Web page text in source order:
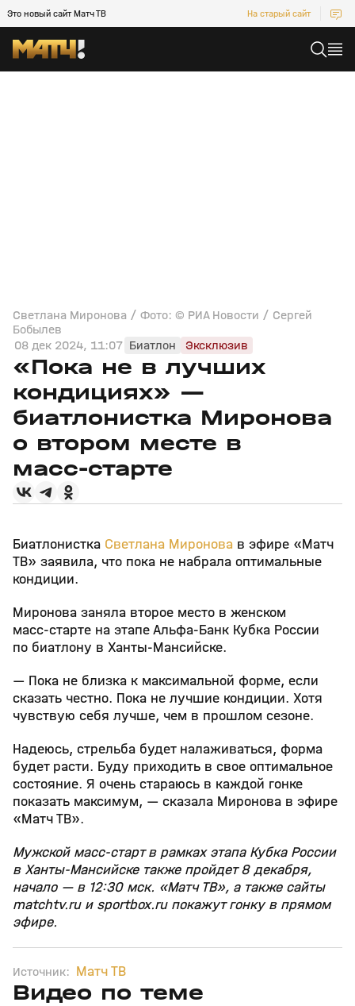
Это новый сайт Матч ТВ На старый сайт
Светлана Миронова / Фото: © РИА Новости / Сергей
Бобылев
08 дек 2024, 11:07 Биатлон Эксклюзив
«Пока не в лучших
кондициях» —
биатлонистка Миронова
о втором месте в
масс‑старте
Биатлонистка Светлана Миронова в эфире «Матч
ТВ» заявила, что пока не набрала оптимальные
кондиции.
Миронова заняла второе место в женском
масс‑старте на этапе Альфа‑Банк Кубка России
по биатлону в Ханты‑Мансийске.
— Пока не близка к максимальной форме, если
сказать честно. Пока не лучшие кондиции. Хотя
чувствую себя лучше, чем в прошлом сезоне.
Надеюсь, стрельба будет налаживаться, форма
будет расти. Буду приходить в свое оптимальное
состояние. Я очень стараюсь в каждой гонке
показать максимум, — сказала Миронова в эфире
«Матч ТВ».
Мужской масс‑старт в рамках этапа Кубка России
в Ханты‑Мансийске также пройдет 8 декабря,
начало — в 12:30 мск. «Матч ТВ», а также сайты
matchtv.ru и sportbox.ru покажут гонку в прямом
эфире.
Источник: Матч ТВ
Видео по теме
15 апр, 13:09